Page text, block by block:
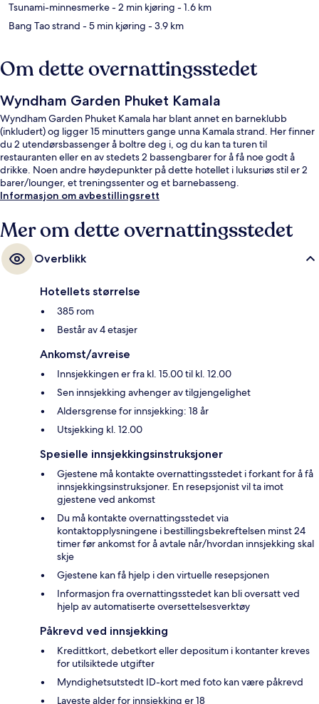
Tsunami-minnesmerke- 2 min kjøring - 1.6 km
Bang Tao strand - 5 min kjøring - 3.9 km
Om dette overnattingsstedet
Wyndham Garden Phuket Kamala
Wyndham Garden Phuket Kamala har blant annet en barneklubb
(inkludert) og ligger 15 minutters gange unna Kamala strand. Her finner
du 2 utendørsbassenger å boltre deg i, og du kan ta turen til
restauranten eller en av stedets 2 bassengbarer for å få noe godt å
drikke. Noen andre høydepunkter på dette hotellet i luksuriøs stil er 2
barer/lounger, et treningssenter og et barnebasseng.
Informasjon om avbestillingsrett
Mer om dette overnattingsstedet
Overblikk
Hotellets størrelse
385 rom
Består av 4 etasjer
Ankomst/avreise
Innsjekkingen er fra kl. 15.00 til kl. 12.00
Sen innsjekking avhenger av tilgjengelighet
Aldersgrense for innsjekking: 18 år
Utsjekking kl. 12.00
Spesielle innsjekkingsinstruksjoner
Gjestene må kontakte overnattingsstedet i forkant for å få
innsjekkingsinstruksjoner. En resepsjonist vil ta imot
gjestene ved ankomst
Du må kontakte overnattingsstedet via
kontaktopplysningene i bestillingsbekreftelsen minst 24
timer før ankomst for å avtale når/hvordan innsjekking skal
skje
Gjestene kan få hjelp i den virtuelle resepsjonen
Informasjon fra overnattingsstedet kan bli oversatt ved
hjelp av automatiserte oversettelsesverktøy
Påkrevd ved innsjekking
Kredittkort, debetkort eller depositum i kontanter kreves
for utilsiktede utgifter
Myndighetsutstedt ID-kort med foto kan være påkrevd
Laveste alder for innsjekking er 18